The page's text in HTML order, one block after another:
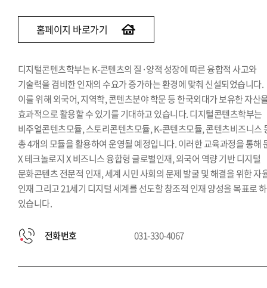
홈페이지 바로가기
디지털콘텐츠학부는 K-콘텐츠의 질·양적 성장에 따른 융합적 사고와
기술력을 겸비한 인재의 수요가 증가하는 환경에 맞춰 신설되었습니다.
이를 위해 외국어, 지역학, 콘텐츠분야 학문 등 한국외대가 보유한 자산
효과적으로 활용할 수 있기를 기대하고 있습니다. 디지털콘텐츠학부는
비주얼콘텐츠모듈, 스토리콘텐츠모듈, K-콘텐츠모듈, 콘텐츠비즈니스
총 4개의 모듈을 활용하여 운영될 예정입니다. 이러한 교육과정을 통해
X 테크놀로지 X 비즈니스 융합형 글로벌인재, 외국어 역량 기반 디지털
문화콘텐츠 전문적 인재, 세계 시민 사회의 문제 발굴 및 해결을 위한 자
인재 그리고 21세기 디지털 세계를 선도할 창조적 인재 양성을 목표로
있습니다.
전화번호 031-330-4067